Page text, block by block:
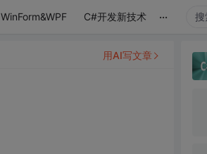
WinForm&WPF C#开发新技术 ...
用AI写文章